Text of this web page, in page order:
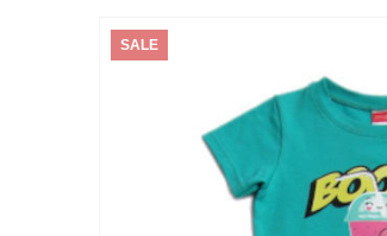
SALE